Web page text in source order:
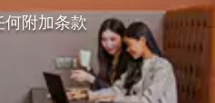
附加条款